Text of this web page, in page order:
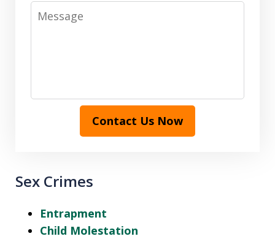
Message
Contact Us Now
Sex Crimes
Entrapment
Child Molestation